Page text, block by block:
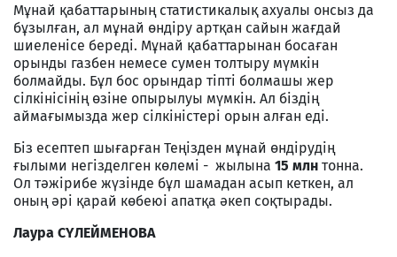
Мұнай қабаттарының статиcтикалық ахуалы онсыз да
бұзылған, ал мұнай өндіру артқан сайын жағдай
шиеленісе береді. Мұнай қабаттарынан босаған
орынды газбен немесе сумен толтыру мүмкін
болмайды. Бұл бос орындар тіпті болмашы жер
сілкінісінің өзіне опырылуы мүмкін. Ал біздің
аймағымызда жер сілкіністері орын алған еді.
Біз есептеп шығарған Теңізден мұнай өндірудің
ғылыми негізделген көлемі - жылына 15 млн тонна.
Ол тәжірибе жүзінде бұл шамадан асып кеткен, ал
оның әрі қарай көбеюі апатқа әкеп соқтырады.
Лаура СҮЛЕЙМЕНОВА